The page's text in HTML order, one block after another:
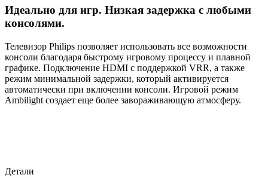
Идеально для игр. Низкая задержка с любыми
консолями.
Телевизор Philips позволяет использовать все возможности
консоли благодаря быстрому игровому процессу и плавной
графике. Подключение HDMI с поддержкой VRR, а также
режим минимальной задержки, который активируется
автоматически при включении консоли. Игровой режим
Ambilight создает еще более завораживающую атмосферу.
Детали